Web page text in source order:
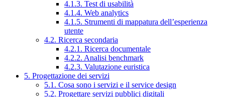
4.1.3. Test di usabilità
4.1.4. Web analytics
4.1.5. Strumenti di mappatura dell’esperienza
utente
4.2. Ricerca secondaria
4.2.1. Ricerca documentale
4.2.2. Analisi benchmark
4.2.3. Valutazione euristica
5. Progettazione dei servizi
5.1. Cosa sono i servizi e il service design
5.2. Progettare servizi pubblici digitali